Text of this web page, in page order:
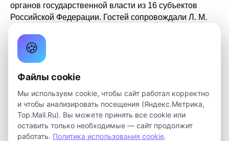
органов государственной власти из 16 субъектов
Российской Федерации. Гостей сопровождали Л. М.
по научно-образовательному комплексу, О. В.
Козловская, председатель Законодательной Думы
Томской области и И.Б. Грабцевич, начальник
Департамента общего образования Томской области.
Игорь Дмитриев, директор детского технопарка
«Кванториум», познакомил представителей делегации
с деятельностью организации. Он рассказал о
проектах, которые ведутся в Кванториуме совместно
🍪
Файлы cookie
Мы используем cookie, чтобы сайт работал корректно
и чтобы анализировать посещения (Яндекс.Метрика,
Top.Mail.Ru). Вы можете принять все cookie или
оставить только необходимые — сайт продолжит
работать. Политика использования cookie.